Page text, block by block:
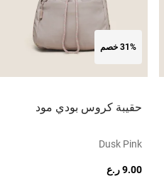
31% خصم
حقيبة كروس بودي مود
Dusk Pink
9.00 ر.ع